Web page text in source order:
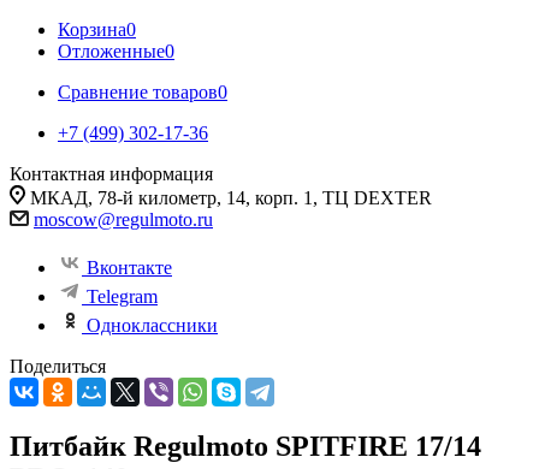
Корзина0
Отложенные0
Сравнение товаров0
+7 (499) 302-17-36
Контактная информация
МКАД, 78-й километр, 14, корп. 1, ТЦ DEXTER
moscow@regulmoto.ru
Вконтакте
Telegram
Одноклассники
Поделиться
Питбайк Regulmoto SPITFIRE 17/14